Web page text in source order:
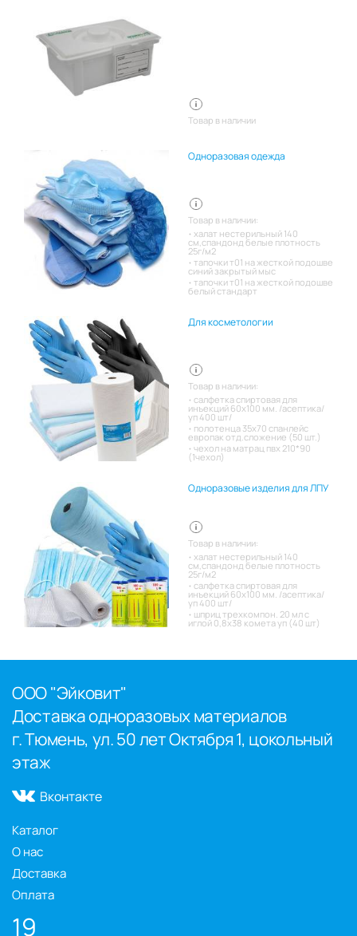
Товар в наличии
Одноразовая одежда
Товар в наличии:
халат нестерильный 140
см,спандонд белые плотность
25г/м2
тапочки т01 на жесткой подошве
синий закрытый мыс
тапочки т01 на жесткой подошве
белый стандарт
Для косметологии
Товар в наличии:
салфетка спиртовая для
инъекций 60х100 мм. /асептика/
уп 400 шт/
полотенца 35х70 спанлейс
европак отд.сложение (50 шт.)
чехол на матрац пвх 210*90
(1чехол)
Одноразовые изделия для ЛПУ
Товар в наличии:
халат нестерильный 140
см,спандонд белые плотность
25г/м2
салфетка спиртовая для
инъекций 60х100 мм. /асептика/
уп 400 шт/
шприц трехкомпон. 20 мл с
иглой 0,8х38 комета уп (40 шт)
ООО "Эйковит"
Доставка одноразовых материалов
г. Тюмень, ул. 50 лет Октября 1, цокольный
этаж
Вконтакте
Каталог
О нас
Доставка
Оплата
19